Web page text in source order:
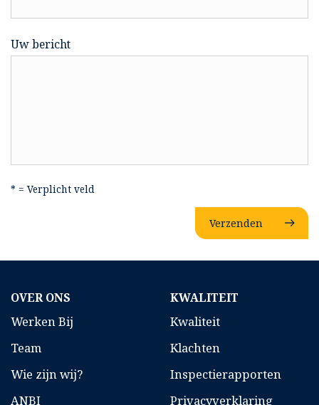
Uw bericht
* = Verplicht veld
Verzenden
OVER ONS
Werken Bij
Team
Wie zijn wij?
ANBI
KWALITEIT
Kwaliteit
Klachten
Inspectierapporten
Privacyverklaring